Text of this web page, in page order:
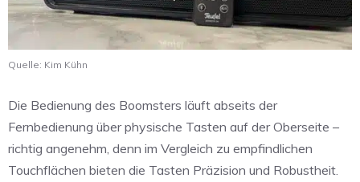
Quelle: Kim Kühn
Die Bedienung des Boomsters läuft abseits der
Fernbedienung über physische Tasten auf der Oberseite –
richtig angenehm, denn im Vergleich zu empfindlichen
Touchflächen bieten die Tasten Präzision und Robustheit.